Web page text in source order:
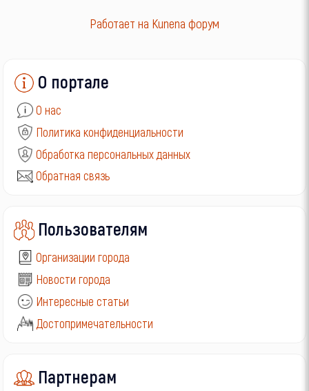
Работает на Kunena форум
О портале
О нас
Политика конфиденциальности
Обработка персональных данных
Обратная связь
Пользователям
Организации города
Новости города
Интересные статьи
Достопримечательности
Партнерам